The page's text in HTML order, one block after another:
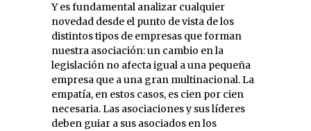
Y es fundamental analizar cualquier
novedad desde el punto de vista de los
distintos tipos de empresas que forman
nuestra asociación: un cambio en la
legislación no afecta igual a una pequeña
empresa que a una gran multinacional. La
empatía, en estos casos, es cien por cien
necesaria. Las asociaciones y sus líderes
deben guiar a sus asociados en los